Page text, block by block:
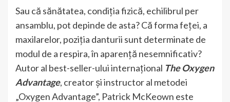
Sau că sănătatea, condiția fizică, echilibrul per
ansamblu, pot depinde de asta? Că forma feței, a
maxilarelor, poziția danturii sunt determinate de
modul de a respira, în aparență nesemnificativ?
Autor al best-seller-ului internațional The Oxygen
Advantage, creator și instructor al metodei
„Oxygen Advantage”, Patrick McKeown este